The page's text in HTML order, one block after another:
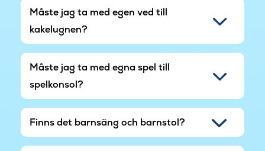
Måste jag ta med egen ved till
kakelugnen?
Måste jag ta med egna spel till
spelkonsol?
Finns det barnsäng och barnstol?